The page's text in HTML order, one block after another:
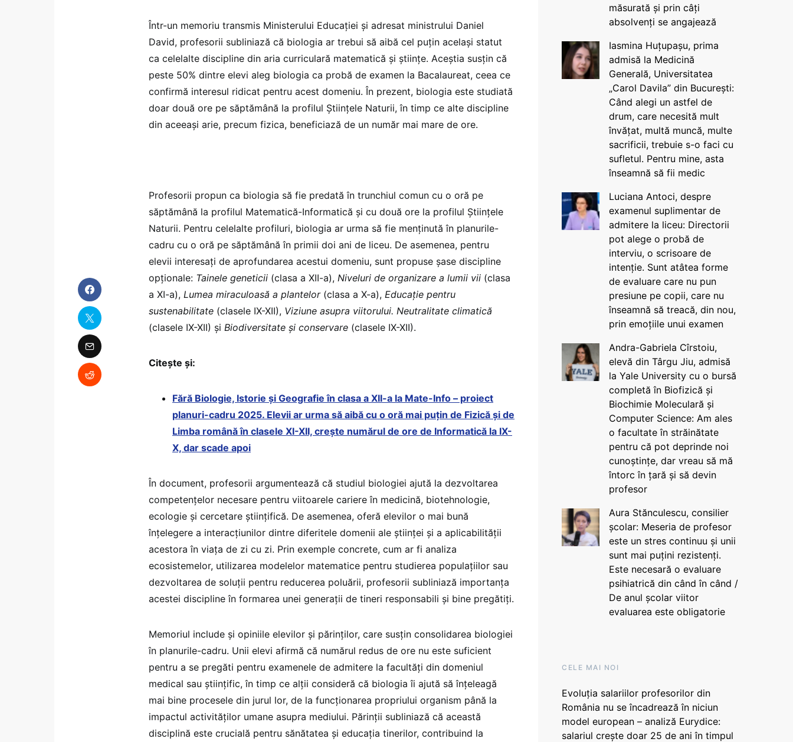
Într-un memoriu transmis Ministerului Educației și adresat ministrului Daniel
David, profesorii subliniază că biologia ar trebui să aibă cel puțin același statut
ca celelalte discipline din aria curriculară matematică și științe. Aceștia susțin că
peste 50% dintre elevi aleg biologia ca probă de examen la Bacalaureat, ceea ce
confirmă interesul ridicat pentru acest domeniu. În prezent, biologia este studiată
doar două ore pe săptămână la profilul Științele Naturii, în timp ce alte discipline
din aceeași arie, precum fizica, beneficiază de un număr mai mare de ore.
Profesorii propun ca biologia să fie predată în trunchiul comun cu o oră pe
săptămână la profilul Matematică-Informatică și cu două ore la profilul Științele
Naturii. Pentru celelalte profiluri, biologia ar urma să fie menținută în planurile-
cadru cu o oră pe săptămână în primii doi ani de liceu. De asemenea, pentru
elevii interesați de aprofundarea acestui domeniu, sunt propuse șase discipline
opționale: Tainele geneticii (clasa a XII-a), Niveluri de organizare a lumii vii (clasa
a XI-a), Lumea miraculoasă a plantelor(clasa a X-a), Educație pentru
sustenabilitate (clasele IX-XII), Viziune asupra viitorului. Neutralitate climatică
(clasele IX-XII) și Biodiversitate și conservare (clasele IX-XII).
Citește și:
Fără Biologie, Istorie și Geografie în clasa a XII-a la Mate-Info – proiect
planuri-cadru 2025. Elevii ar urma să aibă cu o oră mai puțin de Fizică și de
Limba română în clasele XI-XII, crește numărul de ore de Informatică la IX-
X, dar scade apoi
În document, profesorii argumentează că studiul biologiei ajută la dezvoltarea
competențelor necesare pentru viitoarele cariere în medicină, biotehnologie,
ecologie și cercetare științifică. De asemenea, oferă elevilor o mai bună
înțelegere a interacțiunilor dintre diferitele domenii ale științei și a aplicabilității
acestora în viața de zi cu zi. Prin exemple concrete, cum ar fi analiza
ecosistemelor, utilizarea modelelor matematice pentru studierea populațiilor sau
dezvoltarea de soluții pentru reducerea poluării, profesorii subliniază importanța
acestei discipline în formarea unei generații de tineri responsabili și bine pregătiți.
Memoriul include și opiniile elevilor și părinților, care susțin consolidarea biologiei
în planurile-cadru. Unii elevi afirmă că numărul redus de ore nu este suficient
pentru a se pregăti pentru examenele de admitere la facultăți din domeniul
medical sau științific, în timp ce alții consideră că biologia îi ajută să înțeleagă
mai bine procesele din jurul lor, de la funcționarea propriului organism până la
impactul activităților umane asupra mediului. Părinții subliniază că această
disciplină este crucială pentru sănătatea și educația tinerilor, contribuind la
măsurată și prin câți
absolvenți se angajează
Iasmina Huțupașu, prima
admisă la Medicină
Generală, Universitatea
„Carol Davila” din București:
Când alegi un astfel de
drum, care necesită mult
învățat, multă muncă, multe
sacrificii, trebuie s-o faci cu
sufletul. Pentru mine, asta
înseamnă să fii medic
Luciana Antoci, despre
examenul suplimentar de
admitere la liceu: Directorii
pot alege o probă de
interviu, o scrisoare de
intenție. Sunt atâtea forme
de evaluare care nu pun
presiune pe copii, care nu
înseamnă să treacă, din nou,
prin emoțiile unui examen
Andra-Gabriela Cîrstoiu,
elevă din Târgu Jiu, admisă
la Yale University cu o bursă
completă în Biofizică și
Biochimie Moleculară și
Computer Science: Am ales
o facultate în străinătate
pentru că pot deprinde noi
cunoștințe, dar vreau să mă
întorc în țară și să devin
profesor
Aura Stănculescu, consilier
școlar: Meseria de profesor
este un stres continuu și unii
sunt mai puțini rezistenți.
Este necesară o evaluare
psihiatrică din când în când /
De anul școlar viitor
evaluarea este obligatorie
CELE MAI NOI
Evoluția salariilor profesorilor din
România nu se încadrează în niciun
model european – analiză Eurydice:
salariul crește doar 25 de ani în timpul